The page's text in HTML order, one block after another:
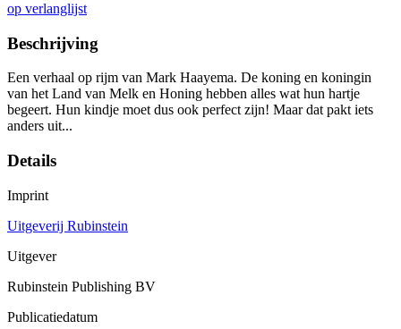
op verlanglijst
Beschrijving
Een verhaal op rijm van Mark Haayema. De koning en koningin
van het Land van Melk en Honing hebben alles wat hun hartje
begeert. Hun kindje moet dus ook perfect zijn! Maar dat pakt iets
anders uit...
Details
Imprint
Uitgeverij Rubinstein
Uitgever
Rubinstein Publishing BV
Publicatiedatum